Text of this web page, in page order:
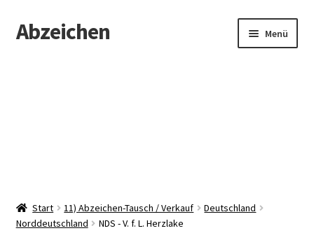
Zur
Navigation
Zum
Inhalt
Abzeichen Menü
Start 11) Abzeichen-Tausch / Verkauf
Deutschland
Norddeutschland
NDS - V. f. L. Herzlake